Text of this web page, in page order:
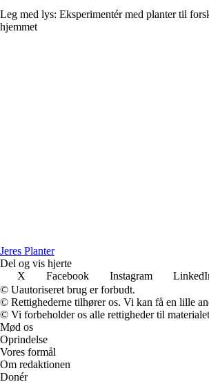
Leg med lys: Eksperimentér med planter til
hjemmet
Jeres Planter
Del og vis hjerte
X
Facebook Instagram
© Uautoriseret brug er forbudt.
© Rettighederne tilhører os. Vi kan få en lille
© Vi forbeholder os alle rettigheder til
Mød os
Oprindelse
Vores formål
Om redaktionen
Donér